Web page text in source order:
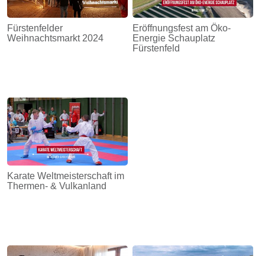
Fürstenfelder
Weihnachtsmarkt 2024
Eröffnungsfest am Öko-
Energie Schauplatz
Fürstenfeld
Karate Weltmeisterschaft im
Thermen- & Vulkanland